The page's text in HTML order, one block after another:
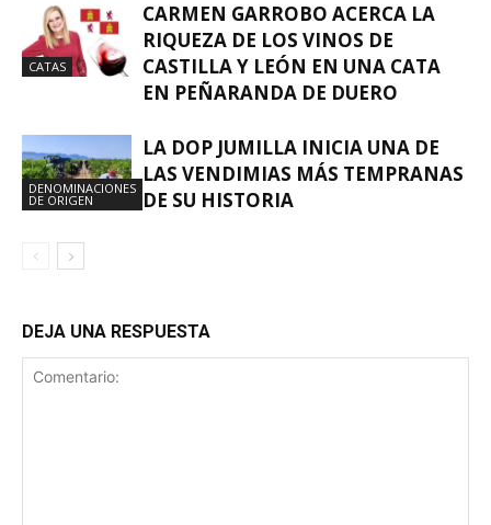
CATAS
CARMEN GARROBO ACERCA LA
RIQUEZA DE LOS VINOS DE
CASTILLA Y LEÓN EN UNA CATA
EN PEÑARANDA DE DUERO
DENOMINACIONES
DE ORIGEN
LA DOP JUMILLA INICIA UNA DE
LAS VENDIMIAS MÁS TEMPRANAS
DE SU HISTORIA
DEJA UNA RESPUESTA